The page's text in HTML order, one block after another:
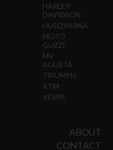
HARLEY-
DAVIDSON
HUSQVARNA
MOTO
GUZZI
MV
AGUSTA
TRIUMPH
KTM
VESPA
ABOUT
CONTACT